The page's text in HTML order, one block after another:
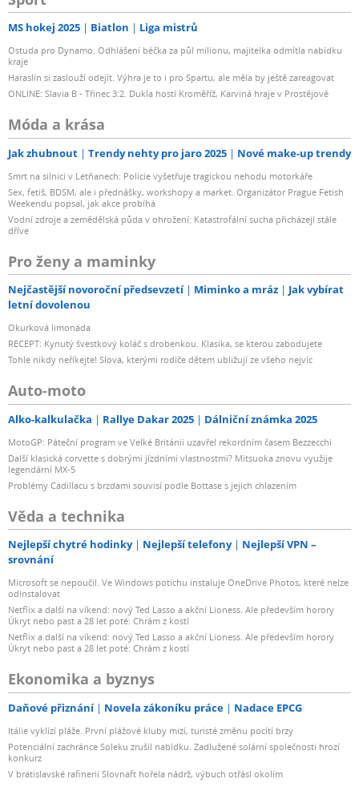
MS hokej 2025 Biatlon Liga mistrů
Ostuda pro Dynamo. Odhlášení béčka za půl milionu, majitelka odmítla nabídku
kraje
Haraslín si zaslouží odejít. Výhra je to i pro Spartu, ale měla by ještě zareagovat
ONLINE: Slavia B - Třinec 3:2. Dukla hostí Kroměříž, Karviná hraje v Prostějově
Móda a krása
Jak zhubnout Trendy nehty pro jaro 2025 Nové make-up trendy
Smrt na silnici v Letňanech: Policie vyšetřuje tragickou nehodu motorkáře
Sex, fetiš, BDSM, ale i přednášky, workshopy a market. Organizátor Prague Fetish
Weekendu popsal, jak akce probíhá
Vodní zdroje a zemědělská půda v ohrožení: Katastrofální sucha přicházejí stále
dříve
Pro ženy a maminky
Nejčastější novoroční předsevzetí Miminko a mráz
Jak vybírat
letní dovolenou
Okurková limonáda
RECEPT: Kynutý švestkový koláč s drobenkou. Klasika, se kterou zabodujete
Tohle nikdy neříkejte! Slova, kterými rodiče dětem ubližují ze všeho nejvíc
Auto-moto
Alko-kalkulačka Rallye Dakar 2025 Dálniční známka 2025
MotoGP: Páteční program ve Velké Británii uzavřel rekordním časem Bezzecchi
Další klasická corvette s dobrými jízdními vlastnostmi? Mitsuoka znovu využije
legendární MX-5
Problémy Cadillacu s brzdami souvisí podle Bottase s jejich chlazením
Věda a technika
Nejlepší chytré hodinky Nejlepší telefony
Nejlepší VPN –
srovnání
Microsoft se nepoučil. Ve Windows potichu instaluje OneDrive Photos, které nelze
odinstalovat
Netflix a další na víkend: nový Ted Lasso a akční Lioness. Ale především horory
Úkryt nebo past a 28 let poté: Chrám z kostí
Netflix a další na víkend: nový Ted Lasso a akční Lioness. Ale především horory
Úkryt nebo past a 28 let poté: Chrám z kostí
Ekonomika a byznys
Daňové přiznání Novela zákoníku práce Nadace EPCG
Itálie vyklízí pláže. První plážové kluby mizí, turisté změnu pocítí brzy
Potenciální zachránce Soleku zrušil nabídku. Zadlužené solární společnosti hrozí
konkurz
V bratislavské rafinerii Slovnaft hořela nádrž, výbuch otřásl okolím